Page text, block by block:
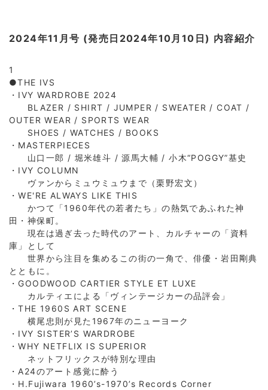
2024年11月号 (発売日2024年10月10日) 内容紹介
1
●THE IVS
・IVY WARDROBE 2024
BLAZER / SHIRT / JUMPER / SWEATER / COAT /
OUTER WEAR / SPORTS WEAR
SHOES / WATCHES / BOOKS
・MASTERPIECES
山口一郎 / 堀米雄斗 / 源馬大輔 / 小木“POGGY”基史
・IVY COLUMN
ヴァンからミュウミュウまで（栗野宏文）
・WE'RE ALWAYS LIKE THIS
かつて「1960年代の若者たち」の熱気であふれた神
田・神保町。
現在は過ぎ去った時代のアート、カルチャーの「資料
庫」として
世界から注目を集めるこの街の一角で、俳優・岩田剛典
とともに。
・GOODWOOD CARTIER STYLE ET LUXE
カルティエによる「ヴィンテージカーの品評会」
・THE 1960S ART SCENE
横尾忠則が見た1967年のニューヨーク
・IVY SISTER’S WARDROBE
・WHY NETFLIX IS SUPERIOR
ネットフリックスが特別な理由
・A24のアート感覚に酔う
・H.Fujiwara 1960’s-1970’s Records Corner